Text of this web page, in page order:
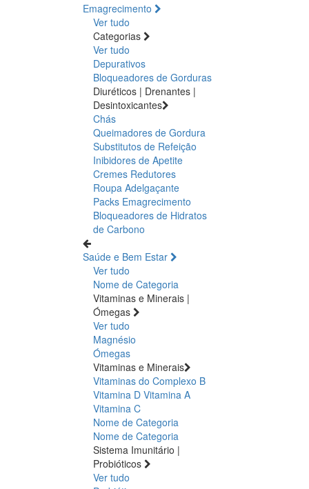
Emagrecimento
Ver tudo
Categorias
Ver tudo
Depurativos
Bloqueadores de Gorduras
Diuréticos | Drenantes |
Desintoxicantes
Chás
Queimadores de Gordura
Substitutos de Refeição
Inibidores de Apetite
Cremes Redutores
Roupa Adelgaçante
Packs Emagrecimento
Bloqueadores de Hidratos
de Carbono
Saúde e Bem Estar
Ver tudo
Nome de Categoria
Vitaminas e Minerais |
Ómegas
Ver tudo
Magnésio
Ómegas
Vitaminas e Minerais
Vitaminas do Complexo B
Vitamina D Vitamina A
Vitamina C
Nome de Categoria
Nome de Categoria
Sistema Imunitário |
Probióticos
Ver tudo